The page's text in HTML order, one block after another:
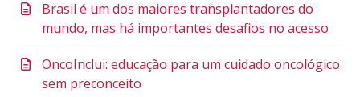
Brasil é um dos maiores transplantadores do
mundo, mas há importantes desafios no acesso
OncoInclui: educação para um cuidado oncológico
sem preconceito